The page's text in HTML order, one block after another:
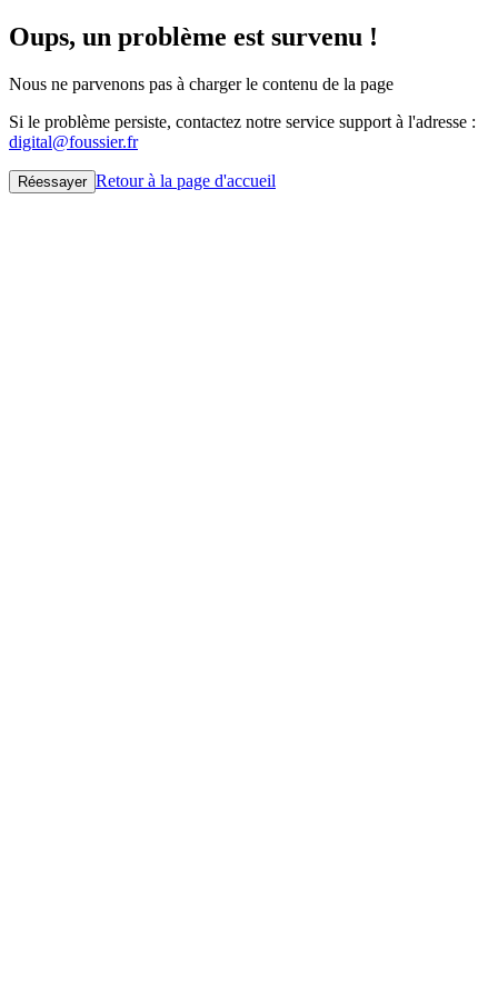
Oups, un problème est survenu !
Nous ne parvenons pas à charger le contenu de la page
Si le problème persiste, contactez notre service support à l'adresse :
digital@foussier.fr
Réessayer Retour à la page d'accueil